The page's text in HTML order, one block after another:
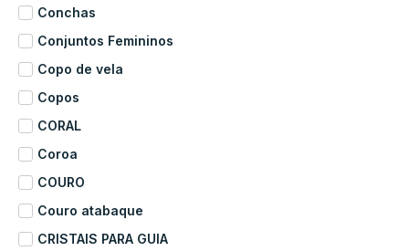
Conchas
Conjuntos Femininos
Copo de vela
Copos
CORAL
Coroa
COURO
Couro atabaque
CRISTAIS PARA GUIA